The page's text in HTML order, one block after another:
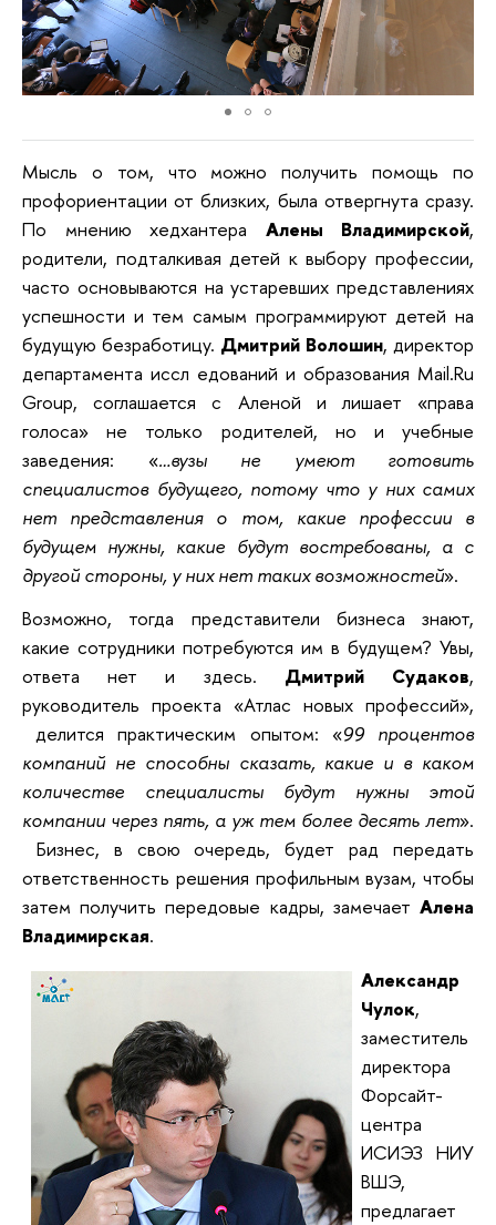
Мысль о том, что можно получить помощь по
профориентации от близких, была отвергнута сразу.
По мнению хедхантера Алены Владимирской,
родители, подталкивая детей к выбору профессии,
часто основываются на устаревших представлениях
успешности и тем самым программируют детей на
будущую безработицу. Дмитрий Волошин, директор
департамента иссл едований и образования Mail.Ru
Group, соглашается с Аленой и лишает «права
голоса» не только родителей, но и учебные
заведения: «…вузы не умеют готовить
специалистов будущего, потому что у них самих
нет представления о том, какие профессии в
будущем нужны, какие будут востребованы, а с
другой стороны, у них нет таких возможностей».
Возможно, тогда представители бизнеса знают,
какие сотрудники потребуются им в будущем? Увы,
ответа нет и здесь. Дмитрий Судаков,
руководитель проекта «Атлас новых профессий»,
делится практическим опытом: «99 процентов
компаний не способны сказать, какие и в каком
количестве специалисты будут нужны этой
компании через пять, а уж тем более десять лет».
Бизнес, в свою очередь, будет рад передать
ответственность решения профильным вузам, чтобы
затем получить передовые кадры, замечает Алена
Владимирская.
Александр
Чулок,
заместитель
директора
Форсайт-
центра
ИСИЭЗ НИУ
ВШЭ,
предлагает